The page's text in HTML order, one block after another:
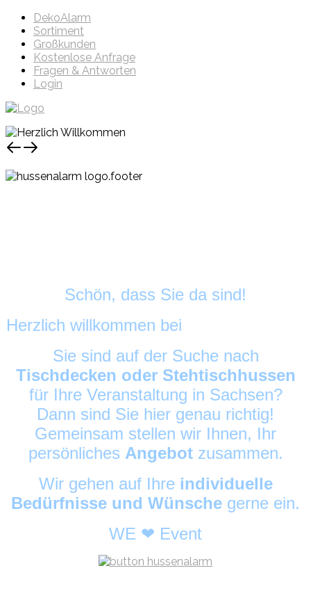
DekoAlarm
Sortiment
Großkunden
Kostenlose Anfrage
Fragen & Antworten
Login
Schön, dass Sie da sind!
Herzlich willkommen bei
Sie sind auf der Suche nach
Tischdecken oder Stehtischhussen
für Ihre Veranstaltung in Sachsen?
Dann sind Sie hier genau richtig!
Gemeinsam stellen wir Ihnen, Ihr
persönliches Angebot zusammen.
Wir gehen auf Ihre individuelle
Bedürfnisse und Wünsche gerne ein.
WE ❤ Event